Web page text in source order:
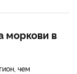
моркови в
чем